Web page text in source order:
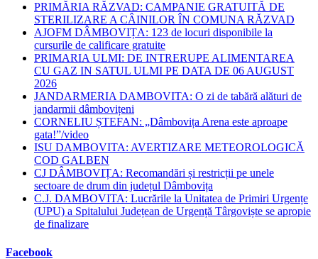
PRIMĂRIA RĂZVAD: CAMPANIE GRATUITĂ DE
STERILIZARE A CÂINILOR ÎN COMUNA RĂZVAD
AJOFM DÂMBOVIȚA: 123 de locuri disponibile la
cursurile de calificare gratuite
PRIMARIA ULMI: DE INTRERUPE ALIMENTAREA
CU GAZ IN SATUL ULMI PE DATA DE 06 AUGUST
2026
JANDARMERIA DAMBOVITA: O zi de tabără alături de
jandarmii dâmbovițeni
CORNELIU ȘTEFAN: „Dâmbovița Arena este aproape
gata!”/video
ISU DAMBOVITA: AVERTIZARE METEOROLOGICĂ
COD GALBEN
CJ DÂMBOVIȚA: Recomandări și restricții pe unele
sectoare de drum din județul Dâmbovița
C.J. DAMBOVITA: Lucrările la Unitatea de Primiri Urgențe
(UPU) a Spitalului Județean de Urgență Târgoviște se apropie
de finalizare
Facebook